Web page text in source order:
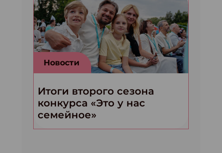
Новости
Итоги второго сезона
конкурса «Это у нас
семейное»